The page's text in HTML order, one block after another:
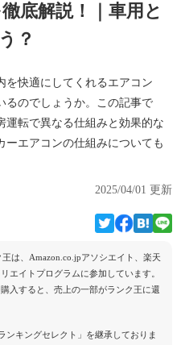
底解説！｜車用と
？
を快適にしてくれるエアコン
るのでしょうか。この記事で
運転で異なる仕組みと効果的な
ーエアコンの仕組みについても
2025/04/01 更新
は、Amazon.co.jpアソシエイト、楽天
エイトプログラムに参加しています。
入すると、売上の一部がランク王に還
ンキングセレクト」を継承しておりま